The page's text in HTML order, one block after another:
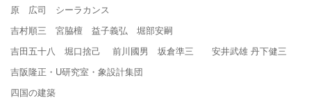
原 広司 シーラカンス
吉村順三 宮脇檀 益子義弘 堀部安嗣
吉田五十八 堀口捨己 前川國男 坂倉準三 安井武雄 丹下健三
吉阪隆正・U研究室・象設計集団
四国の建築